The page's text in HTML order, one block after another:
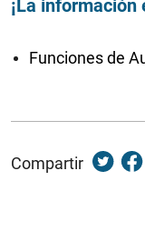
¡La información
Funciones de
Compartir